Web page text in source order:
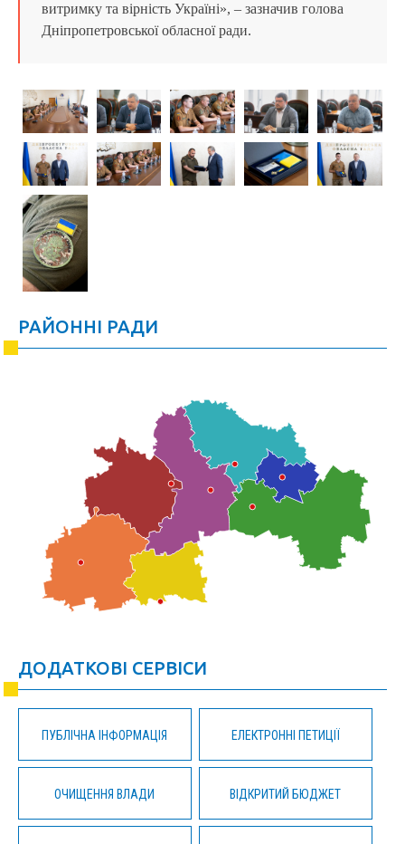
витримку та вірність Україні», – зазначив голова
Дніпропетровської обласної ради.
РАЙОННІ РАДИ
ДОДАТКОВІ СЕРВІСИ
ПУБЛІЧНА ІНФОРМАЦІЯ ЕЛЕКТРОННІ ПЕТИЦІЇ
ОЧИЩЕННЯ ВЛАДИ ВІДКРИТИЙ БЮДЖЕТ